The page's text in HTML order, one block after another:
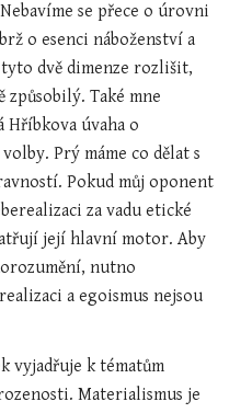
se přece o úrovni
o esenci náboženství a
dvě dimenze rozlišit,
Také mne
Hříbkova úvaha o
Prý máme co dělat s
Pokud můj oponent
za vadu etické
její hlavní motor. Aby
nutno
a egoismus nejsou
vyjadřuje k tématům
Materialismus je